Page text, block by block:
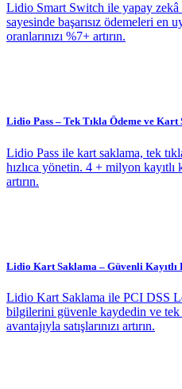
Lidio Smart Switch ile yapay
sayesinde başarısız ödemeleri en
oranlarınızı %7+ artırın.
Lidio Pass – Tek Tıkla Ödeme ve Kart
Lidio Pass ile kart saklama, tek
hızlıca yönetin. 4 + milyon
artırın.
Lidio Kart Saklama – Güvenli Kayıtlı
Lidio Kart Saklama ile PCI DSS
bilgilerini güvenle kaydedin ve tek
avantajıyla satışlarınızı artırın.